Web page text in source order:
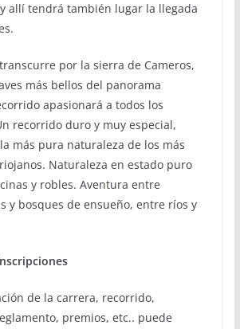
allí tendrá también lugar la llegada
por la sierra de Cameros,
más bellos del panorama
apasionará a todos los
recorrido duro y muy especial,
más pura naturaleza de los más
Naturaleza en estado puro
y robles. Aventura entre
y bosques de ensueño, entre ríos y
de la carrera, recorrido,
premios, etc.. puede